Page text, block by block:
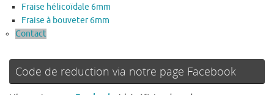
Fraise hélicoïdale 6mm
Fraise à bouveter 6mm
Contact
Code de reduction via notre page Facebook